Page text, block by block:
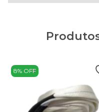
8% OFF